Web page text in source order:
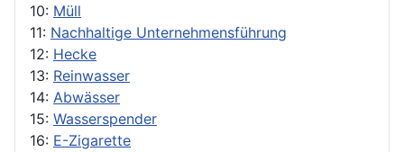
10: Müll
11: Nachhaltige Unternehmensführung
12: Hecke
13: Reinwasser
14: Abwässer
15: Wasserspender
16: E-Zigarette